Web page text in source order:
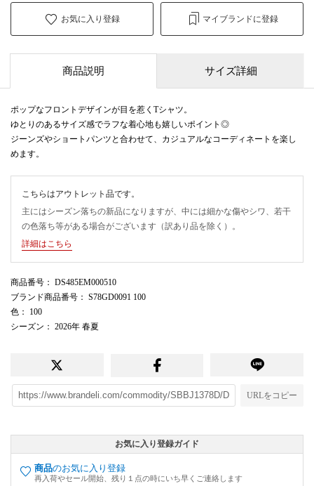
お気に入り登録 マイブランドに登録
商品説明 サイズ詳細
ポップなフロントデザインが目を惹くTシャツ。
ゆとりのあるサイズ感でラフな着心地も嬉しいポイント◎
ジーンズやショートパンツと合わせて、カジュアルなコーディネートを楽し
めます。
こちらはアウトレット品です。
主にはシーズン落ちの新品になりますが、中には細かな傷やシワ、若干
の色落ち等がある場合がございます（訳あり品を除く）。
詳細はこちら
商品番号 ： DS485EM000510
ブランド商品番号 ： S78GD0091 100
色 ： 100
シーズン ： 2026年 春夏
URLをコピー
お気に入り登録ガイド
商品のお気に入り登録
再入荷やセール開始、残り１点の時にいち早くご連絡します